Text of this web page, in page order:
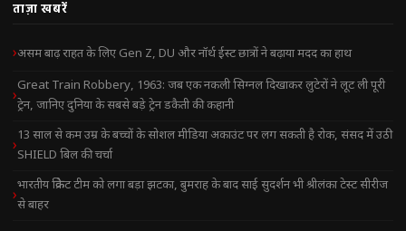
ताज़ा खबरें
असम बाढ़ राहत के लिए Gen Z, DU और नॉर्थ ईस्ट छात्रों ने बढ़ाया मदद का हाथ
Great Train Robbery, 1963: जब एक नकली सिग्नल दिखाकर लुटेरों ने लूट ली पूरी
ट्रेन, जानिए दुनिया के सबसे बड़े ट्रेन डकैती की कहानी
13 साल से कम उम्र के बच्चों के सोशल मीडिया अकाउंट पर लग सकती है रोक, संसद में उठी
SHIELD बिल की चर्चा
भारतीय क्रिकेट टीम को लगा बड़ा झटका, बुमराह के बाद साई सुदर्शन भी श्रीलंका टेस्ट सीरीज
से बाहर